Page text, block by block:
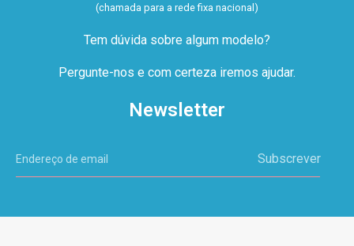
(chamada para a rede fixa nacional)
Tem dúvida sobre algum modelo?
Pergunte-nos e com certeza iremos ajudar.
Newsletter
Subscrever